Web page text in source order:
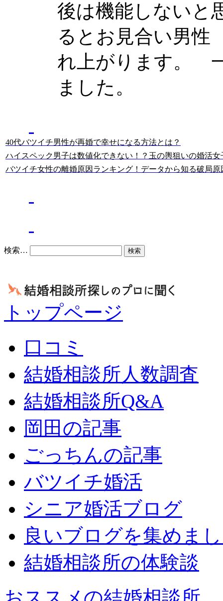
後は機能しない
るとお見合い男
れ上がります。
ました。
40代バツイチ男性が再婚で幸せになる方法とは？
ハイスペック男子は数値化できない！？玉の輿狙いの婚活
バツイチ女性の離婚原因ランキング！データから知る破局原
検索…
トップページ
口コミ
結婚相談所人数調査
結婚相談所Q&A
岡田の記事
ごっちんの記事
バツイチ婚活
シニア婚活ブログ
良いブログを集めま
結婚相談所の体験談